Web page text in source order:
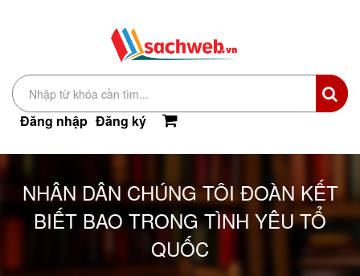
Đăng nhập Đăng ký
NHÂN DÂN CHÚNG TÔI ĐOÀN KẾT
BIẾT BAO TRONG TÌNH YÊU TỔ
QUỐC